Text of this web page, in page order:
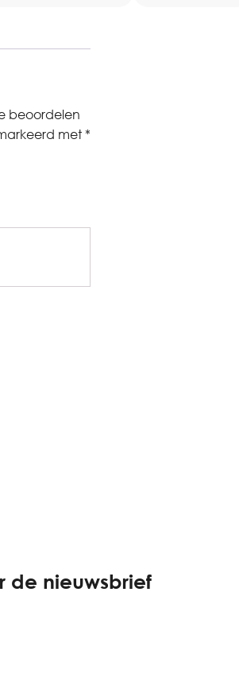
beoordelen
met *
de nieuwsbrief